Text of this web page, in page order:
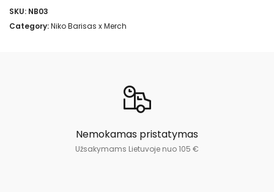
SKU: NB03
Category:Niko Barisas x Merch
Nemokamas pristatymas
Užsakymams Lietuvoje nuo 105 €